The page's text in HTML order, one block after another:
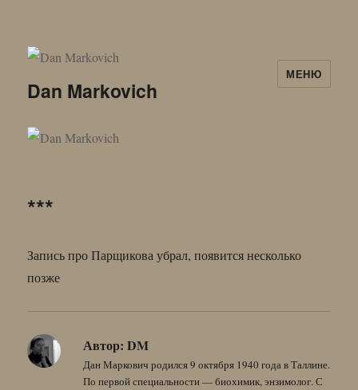
Dan Markovich
МЕНЮ
***
Запись про Парщикова убрал, появится несколько
позже
Автор: DM
Дан Маркович родился 9 октября 1940 года в Таллине.
По первой специальности — биохимик, энзимолог. С